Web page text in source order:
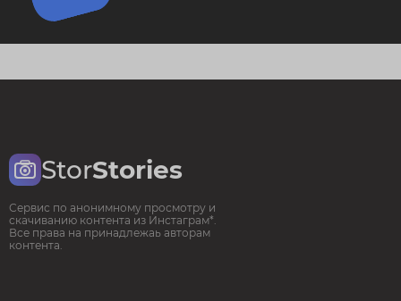
StorStories
Сервис по анонимному просмотру и
скачиванию контента из Инстаграм*.
Все права на принадлежаь авторам
контента.